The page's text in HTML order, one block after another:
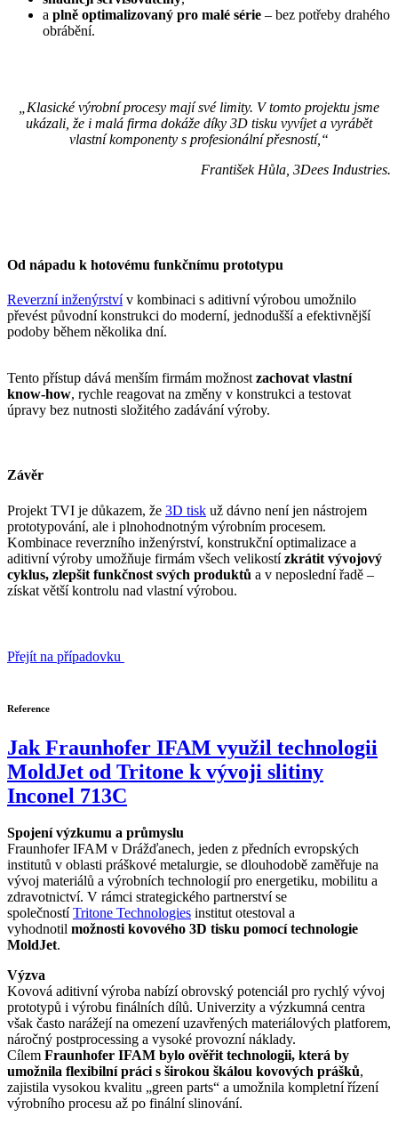
a plně optimalizovaný pro malé série – bez potřeby drahého
obrábění.
„Klasické výrobní procesy mají své limity. V tomto projektu jsme
ukázali, že i malá firma dokáže díky 3D tisku vyvíjet a vyrábět
vlastní komponenty s profesionální přesností,“
František Hůla, 3Dees Industries.
Od nápadu k hotovému funkčnímu prototypu
Reverzní inženýrstvív kombinaci s aditivní výrobou umožnilo
převést původní konstrukci do moderní, jednodušší a efektivnější
podoby během několika dní.
Tento přístup dává menším firmám možnost zachovat vlastní
know-how, rychle reagovat na změny v konstrukci a testovat
úpravy bez nutnosti složitého zadávání výroby.
Závěr
Projekt TVI je důkazem, že 3D tisk už dávno není jen nástrojem
prototypování, ale i plnohodnotným výrobním procesem.
Kombinace reverzního inženýrství, konstrukční optimalizace a
aditivní výroby umožňuje firmám všech velikostízkrátit vývojový
cyklus, zlepšit funkčnost svých produktů a v neposlední řadě –
získat větší kontrolu nad vlastní výrobou.
Přejít na případovku
Reference
Jak Fraunhofer IFAM využil technologii
MoldJet od Tritone k vývoji slitiny
Inconel 713C
Spojení výzkumu a průmyslu
Fraunhofer IFAM v Drážďanech, jeden z předních evropských
institutů v oblasti práškové metalurgie, se dlouhodobě zaměřuje na
vývoj materiálů a výrobních technologií pro energetiku, mobilitu a
zdravotnictví. V rámci strategického partnerství se
společností Tritone Technologies institut otestoval a
vyhodnotil možnosti kovového 3D tisku pomocí technologie
MoldJet.
Výzva
Kovová aditivní výroba nabízí obrovský potenciál pro rychlý vývoj
prototypů i výrobu finálních dílů. Univerzity a výzkumná centra
však často narážejí na omezení uzavřených materiálových platforem,
náročný postprocessing a vysoké provozní náklady.
Cílem Fraunhofer IFAM bylo ověřit technologii, která by
umožnila flexibilní práci s širokou škálou kovových prášků,
zajistila vysokou kvalitu „green parts“ a umožnila kompletní řízení
výrobního procesu až po finální slinování.